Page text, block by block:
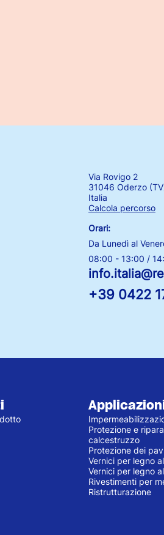
Via Rovigo 2
31046 Oderzo
Italia
Calcola percorso
Orari:
Da Lunedì al
08:00 - 13:00 /
+39 0422
Protezione e
calcestruzzo
Protezione dei
Vernici per legno
Vernici per legno
Rivestimenti per
Ristrutturazione